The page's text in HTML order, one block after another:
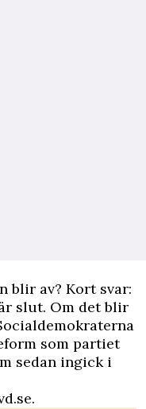
blir av? Kort svar:
slut. Om det blir
som partiet
sedan ingick i